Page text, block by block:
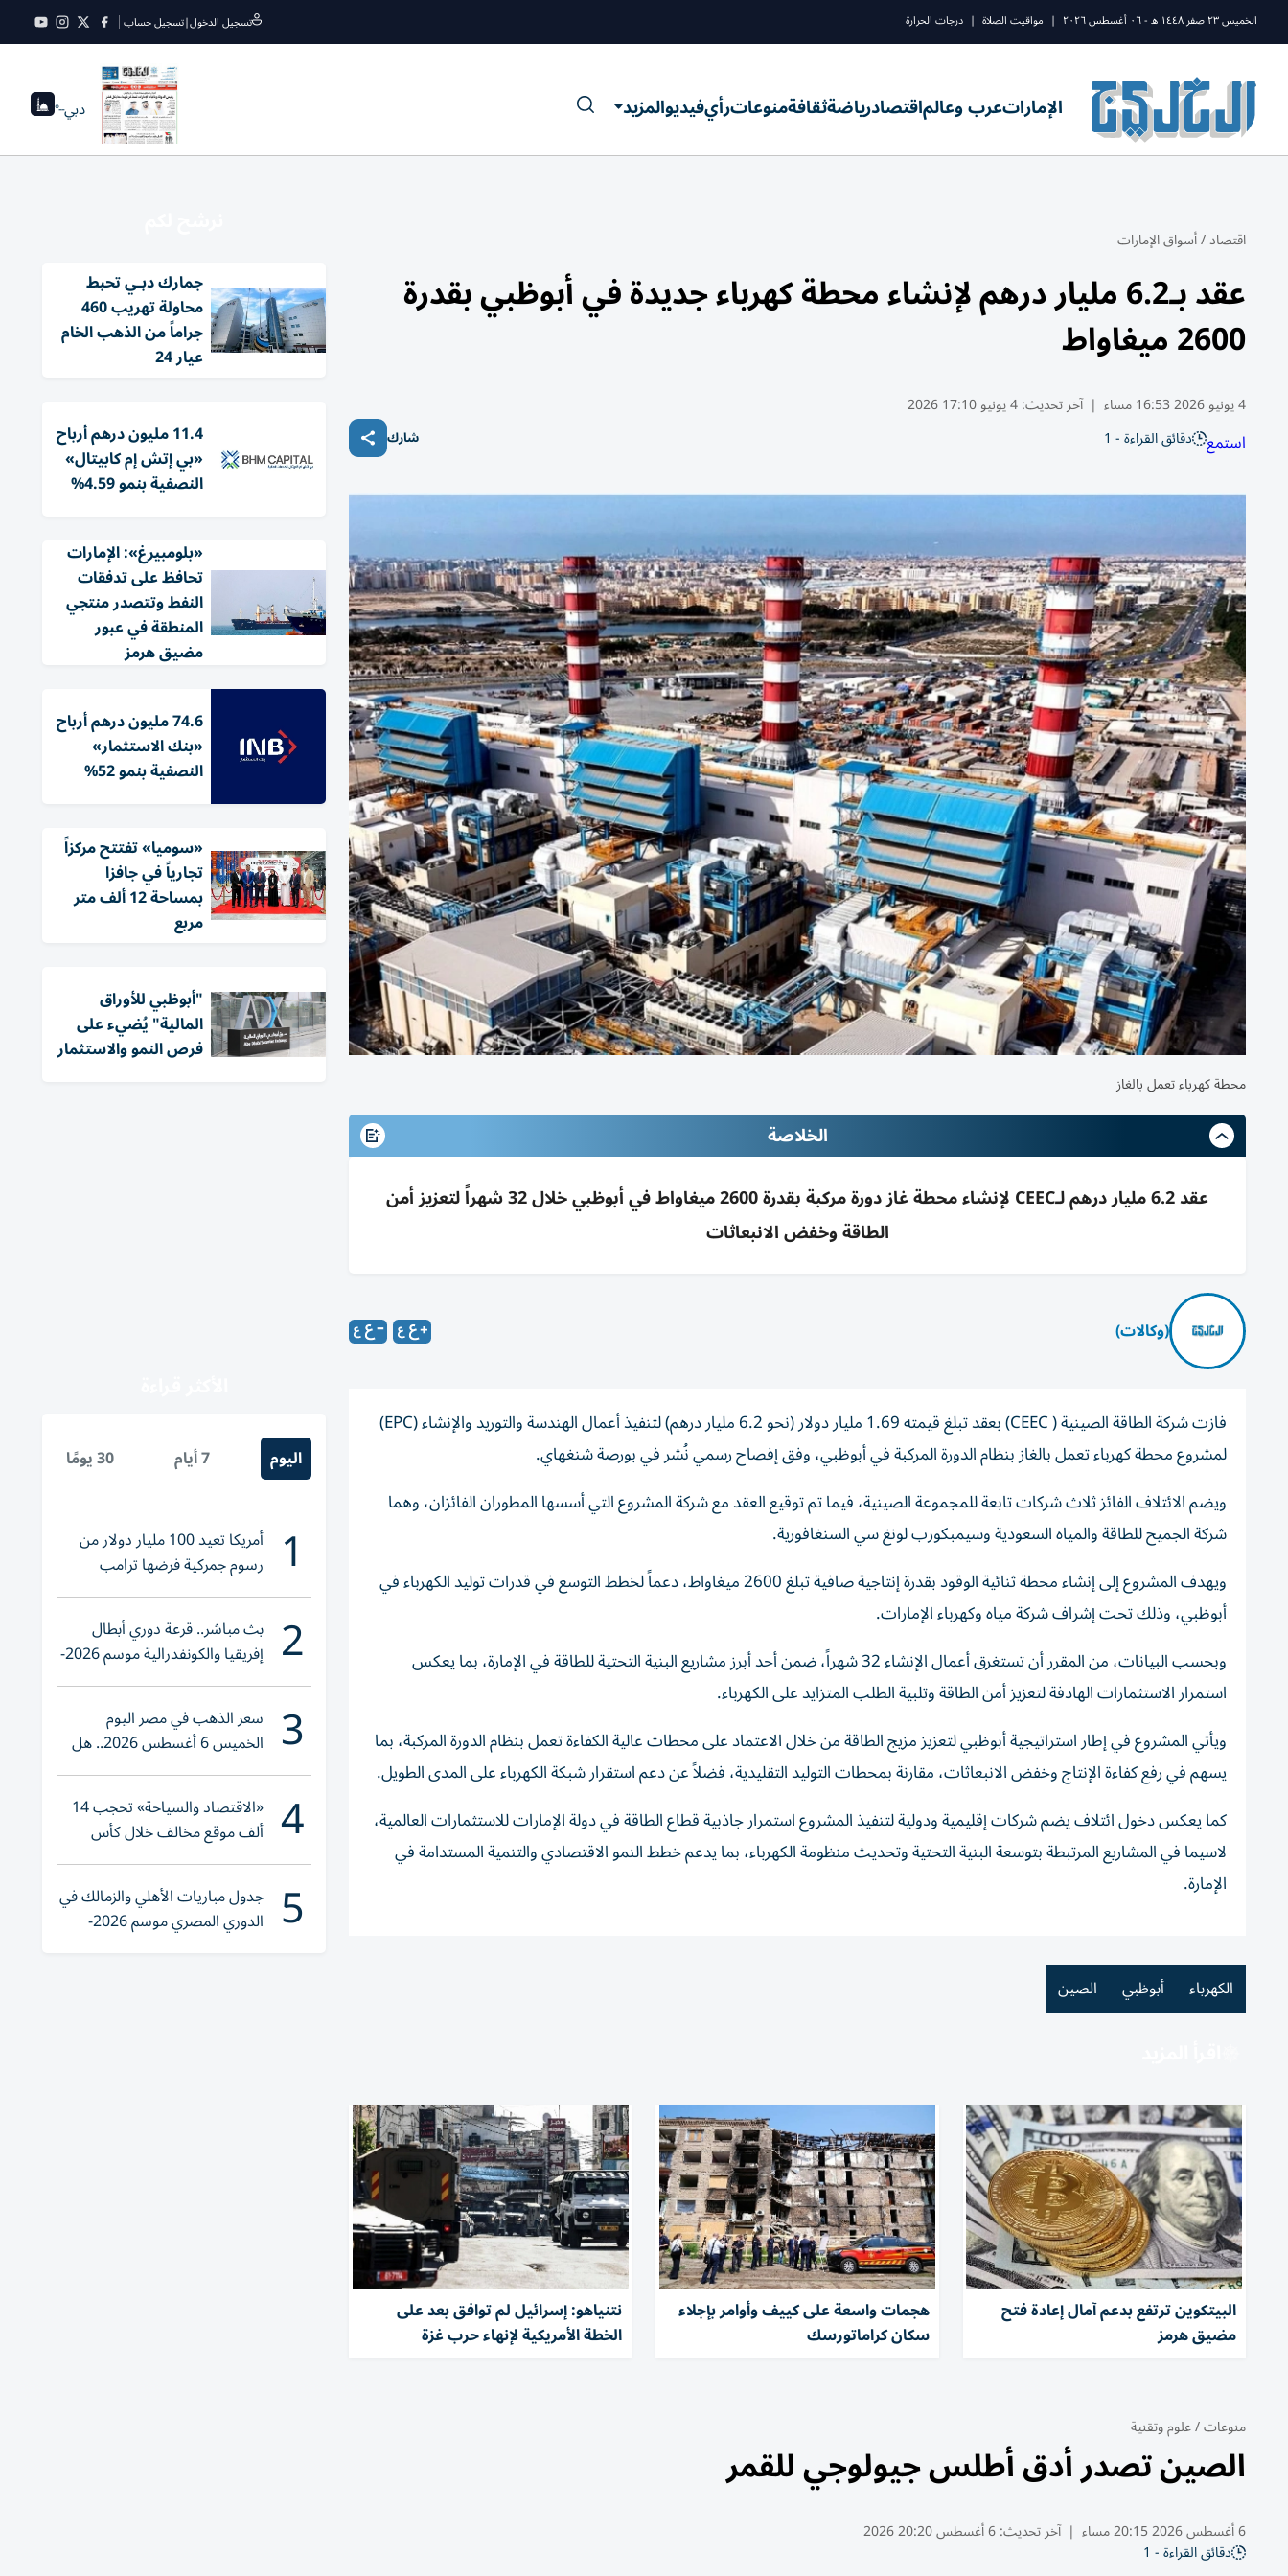
الخميس ٢٣ صفر ١٤٤٨ ه - ٠٦ أغسطس ٢٠٢٦ | مواقيت الصلاة | درجات الحرارة تسجيل الدخول|تسجيل حساب
الإماراتعرب وعالماقتصادرياضةثقافةمنوعاترأيفيديوالمزيد دبي--°
اقتصاد/أسواق الإمارات
عقد بـ6.2 مليار درهم لإنشاء محطة كهرباء جديدة في أبوظبي بقدرة
2600 ميغاواط
4 يونيو 2026 16:53 مساء | آخر تحديث:4 يونيو 17:10 2026
استمع دقائق القراءة - 1 شارك
محطة كهرباء تعمل بالغاز
الخلاصة
عقد 6.2 مليار درهم لـCEEC لإنشاء محطة غاز دورة مركبة بقدرة 2600 ميغاواط في أبوظبي خلال 32 شهراً لتعزيز أمن
الطاقة وخفض الانبعاثات
(وكالات)
فازت شركة الطاقة الصينية ( CEEC) بعقد تبلغ قيمته 1.69 مليار دولار (نحو 6.2 مليار درهم) لتنفيذ أعمال الهندسة والتوريد والإنشاء (EPC)
لمشروع محطة كهرباء تعمل بالغاز بنظام الدورة المركبة في أبوظبي، وفق إفصاح رسمي نُشر في بورصة شنغهاي.
ويضم الائتلاف الفائز ثلاث شركات تابعة للمجموعة الصينية، فيما تم توقيع العقد مع شركة المشروع التي أسسها المطوران الفائزان، وهما
شركة الجميح للطاقة والمياه السعودية وسيمبكورب لونغ سي السنغافورية.
ويهدف المشروع إلى إنشاء محطة ثنائية الوقود بقدرة إنتاجية صافية تبلغ 2600 ميغاواط، دعماً لخطط التوسع في قدرات توليد الكهرباء في
أبوظبي، وذلك تحت إشراف شركة مياه وكهرباء الإمارات.
وبحسب البيانات، من المقرر أن تستغرق أعمال الإنشاء 32 شهراً، ضمن أحد أبرز مشاريع البنية التحتية للطاقة في الإمارة، بما يعكس
استمرار الاستثمارات الهادفة لتعزيز أمن الطاقة وتلبية الطلب المتزايد على الكهرباء.
ويأتي المشروع في إطار استراتيجية أبوظبي لتعزيز مزيج الطاقة من خلال الاعتماد على محطات عالية الكفاءة تعمل بنظام الدورة المركبة، بما
يسهم في رفع كفاءة الإنتاج وخفض الانبعاثات، مقارنة بمحطات التوليد التقليدية، فضلاً عن دعم استقرار شبكة الكهرباء على المدى الطويل.
كما يعكس دخول ائتلاف يضم شركات إقليمية ودولية لتنفيذ المشروع استمرار جاذبية قطاع الطاقة في دولة الإمارات للاستثمارات العالمية،
لاسيما في المشاريع المرتبطة بتوسعة البنية التحتية وتحديث منظومة الكهرباء، بما يدعم خطط النمو الاقتصادي والتنمية المستدامة في
الإمارة.
الكهرباء أبوظبي الصين
البيتكوين ترتفع بدعم آمال إعادة فتح
مضيق هرمز
هجمات واسعة على كييف وأوامر بإجلاء
سكان كراماتورسك
نتنياهو: إسرائيل لم توافق بعد على
الخطة الأمريكية لإنهاء حرب غزة
منوعات/علوم وتقنية
الصين تصدر أدق أطلس جيولوجي للقمر
6 أغسطس 2026 20:15 مساء | آخر تحديث:6 أغسطس 20:20 2026
دقائق القراءة - 1
جمارك دبـي تحبط
محاولة تهريب 460
جراماً من الذهب الخام
عيار 24
11.4 مليون درهم أرباح
«بي إتش إم كابيتال»
النصفية بنمو 4.59%
«بلومبيرغ»: الإمارات
تحافظ على تدفقات
النفط وتتصدر منتجي
المنطقة في عبور
مضيق هرمز
74.6 مليون درهم أرباح
«بنك الاستثمار»
النصفية بنمو 52%
«سوميا» تفتتح مركزاً
تجارياً في جافزا
بمساحة 12 ألف متر
مربع
"أبوظبي للأوراق
المالية" يُضيء على
فرص النمو والاستثمار
اليوم 7 أيام 30 يومًا
1 أمريكا تعيد 100 مليار دولار من
رسوم جمركية فرضها ترامب
2 بث مباشر.. قرعة دوري أبطال
إفريقيا والكونفدرالية موسم 2026-
2027
3 سعر الذهب في مصر اليوم
الخميس 6 أغسطس 2026.. هل
تنوي الشراء؟
4 «الاقتصاد والسياحة» تحجب 14
ألف موقع مخالف خلال كأس
العالم 2026
5 جدول مباريات الأهلي والزمالك في
الدوري المصري موسم 2026-